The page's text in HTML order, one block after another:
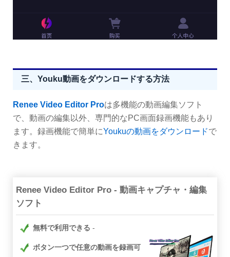
三、Youku動画をダウンロードする方法
Renee Video Editor Proは多機能の動画編集ソフト
で、動画の編集以外、専門的なPC画面録画機能もあり
ます。録画機能で簡単にYoukuの動画をダウンロードで
きます。
Renee Video Editor Pro - 動画キャプチャ・編集
ソフト
無料で利用できる
ボタン一つで任意の動画を録画可